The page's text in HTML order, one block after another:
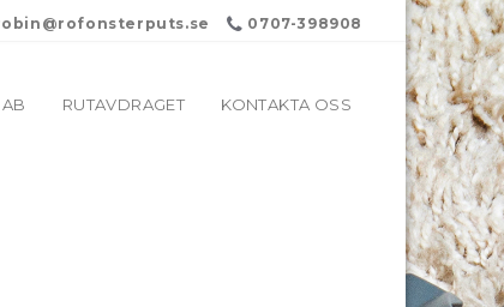
0707-398908
RUTAVDRAGET KONTAKTA OSS